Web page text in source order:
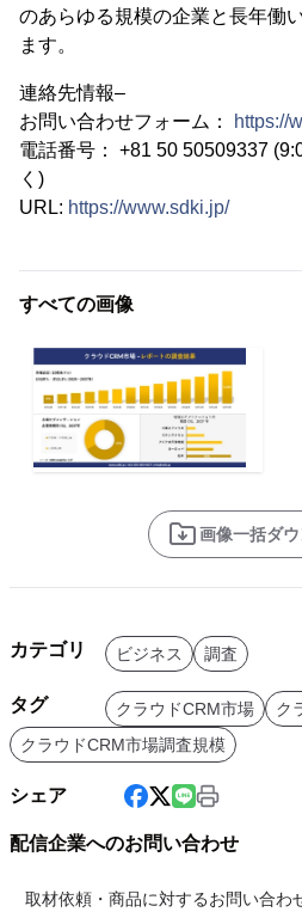
のあらゆる規模の企業と長年働
ます。
連絡先情報–
お問い合わせフォーム：
https://
電話番号： +81 50 50509337
く)
URL: https://www.sdki.jp/
すべての画像
画像一括ダ
カテゴリ ビジネス 調査
タグ クラウドCRM市場
ク
クラウドCRM市場調査規模
シェア
配信企業へのお問い合わせ
取材依頼・商品に対するお問い合わ